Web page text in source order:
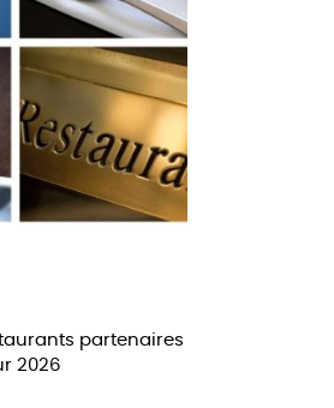
partenaires
2026